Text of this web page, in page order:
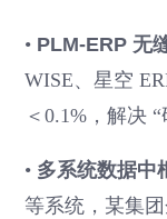
• PLM-ERP 无
WISE、星空
＜0.1%，解决
• 多系统数据中
等系统，某集